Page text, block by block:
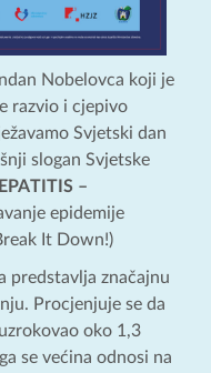
Nobelovca koji je
razvio i cjepivo
Svjetski dan
slogan Svjetske
–
epidemije
It Down!)
predstavlja značajnu
Procjenjuje se da
oko 1,3
se većina odnosi na